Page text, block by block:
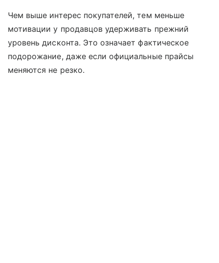
Чем выше интерес покупателей, тем меньше
мотивации у продавцов удерживать прежний
уровень дисконта. Это означает фактическое
подорожание, даже если официальные прайсы
меняются не резко.